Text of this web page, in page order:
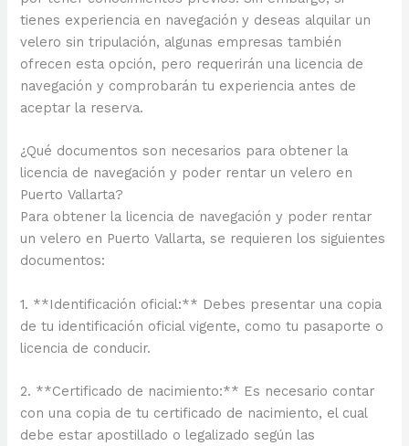
tienes experiencia en navegación y deseas alquilar un
velero sin tripulación, algunas empresas también
ofrecen esta opción, pero requerirán una licencia de
navegación y comprobarán tu experiencia antes de
aceptar la reserva.
¿Qué documentos son necesarios para obtener la
licencia de navegación y poder rentar un velero en
Puerto Vallarta?
Para obtener la licencia de navegación y poder rentar
un velero en Puerto Vallarta, se requieren los siguientes
documentos:
1. **Identificación oficial:** Debes presentar una copia
de tu identificación oficial vigente, como tu pasaporte o
licencia de conducir.
2. **Certificado de nacimiento:** Es necesario contar
con una copia de tu certificado de nacimiento, el cual
debe estar apostillado o legalizado según las